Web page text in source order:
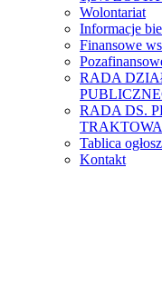
Wolontariat
Informacje
Finansowe
RADA
RADA DS.
Tablica
Kontakt